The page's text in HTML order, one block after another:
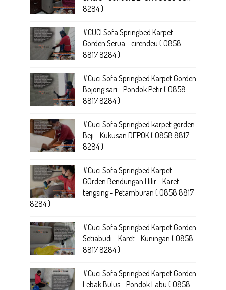
8284 )
#CUCI Sofa Springbed Karpet
Gorden Serua - cirendeu ( 0858
8817 8284 )
#Cuci Sofa Springbed Karpet Gorden
Bojong sari - Pondok Petir ( 0858
8817 8284 )
#Cuci Sofa Springbed karpet gorden
Beji - Kukusan DEPOK ( 0858 8817
8284 )
#Cuci Sofa Springbed Karpet
GOrden Bendungan Hilir - Karet
tengsing - Petamburan ( 0858 8817
8284 )
#Cuci Sofa Springbed Karpet Gorden
Setiabudi - Karet - Kuningan ( 0858
8817 8284 )
#Cuci Sofa Springbed Karpet Gorden
Lebak Bulus - Pondok Labu ( 0858